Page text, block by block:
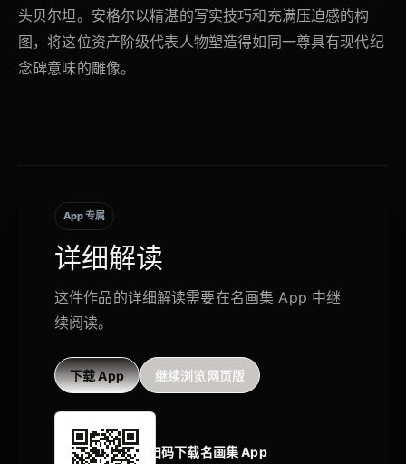
头贝尔坦。安格尔以精湛的写实技巧和充满压迫感的构
图，将这位资产阶级代表人物塑造得如同一尊具有现代纪
念碑意味的雕像。
App 专属
详细解读
这件作品的详细解读需要在名画集 App 中继
续阅读。
下载 App 继续浏览网页版
扫码下载名画集 App